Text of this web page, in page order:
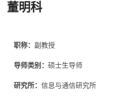
董明科
职称： 副教授
导师类别： 硕士生导师
研究所： 信息与通信研究所